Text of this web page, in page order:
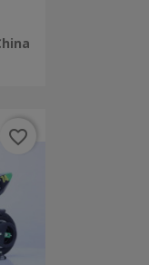
favorite_border